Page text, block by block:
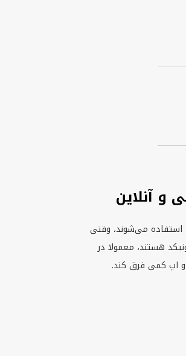
کوتاه استفاده می‌شوند، وقتی
یونیکد هستند، معمولا در
و اپ کمی فرق کند.